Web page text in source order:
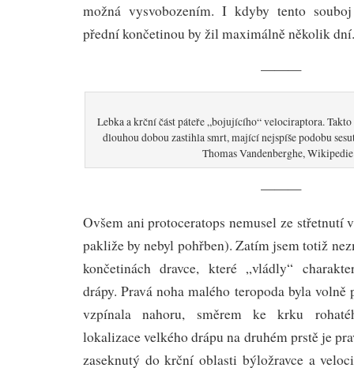
možná vysvobozením. I kdyby tento
přední končetinou by žil maximálně několik dní.
———
Lebka a krční část páteře „bojujícího“ velociraptora.
dlouhou dobou zastihla smrt, mající nejspíše podobu
Thomas Vandenberghe,
———
Ovšem ani protoceratops nemusel ze střetnutí
pakliže by nebyl pohřben). Zatím jsem totiž
končetinách dravce, které „vládly“
drápy. Pravá noha malého teropoda byla volně
vzpínala nahoru, směrem ke krku
lokalizace velkého drápu na druhém prstě je
zaseknutý do krční oblasti býložravce a